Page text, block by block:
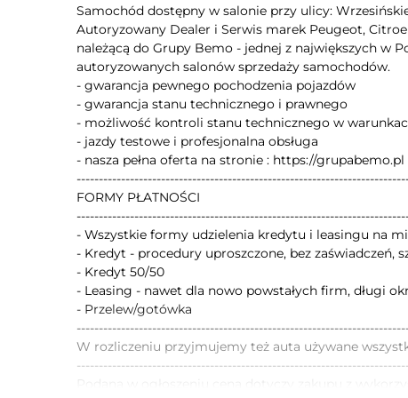
Samochód dostępny w salonie przy ulicy:
Autoryzowany Dealer i Serwis marek Peugeot,
należącą do Grupy Bemo - jednej z największych w
autoryzowanych salonów sprzedaży samochodów.
- gwarancja pewnego pochodzenia pojazdów
- gwarancja stanu technicznego i prawnego
- możliwość kontroli stanu technicznego w
- jazdy testowe i profesjonalna obsługa
- nasza pełna oferta na stronie : https://grupabemo.pl
FORMY PŁATNOŚCI
- Wszystkie formy udzielenia kredytu i leasingu na
- Kredyt - procedury uproszczone, bez zaświadczeń,
- Kredyt 50/50
- Leasing - nawet dla nowo powstałych firm, długi
- Przelew/gotówka
W rozliczeniu przyjmujemy też auta używane